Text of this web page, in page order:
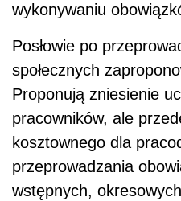
wykonywaniu
Posłowie po
społecznych
Proponują zniesienie
pracowników, ale
kosztownego dla
przeprowadzania
wstępnych,